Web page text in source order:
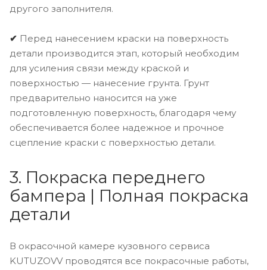
другого заполнителя.
✔ Перед нанесением краски на поверхность
детали производится этап, который необходим
для усиления связи между краской и
поверхностью — нанесение грунта. Грунт
предварительно наносится на уже
подготовленную поверхность, благодаря чему
обеспечивается более надежное и прочное
сцепление краски с поверхностью детали.
3. Покраска переднего
бампера | Полная покраска
детали
В окрасочной камере кузовного сервиса
KUTUZOVV проводятся все покрасочные работы,